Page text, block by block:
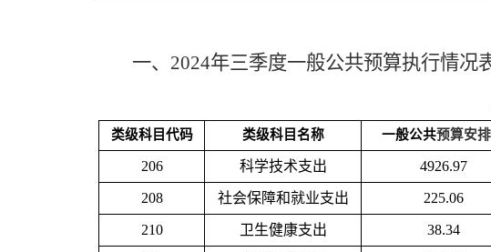
一、 2024年三季度一般公共预算执行情况
类级科目代码 类级科目名称 一般公共预算安
206 科学技术支出 4926.97
208 社会保障和就业支出 225.06
210 卫生健康支出 38.34